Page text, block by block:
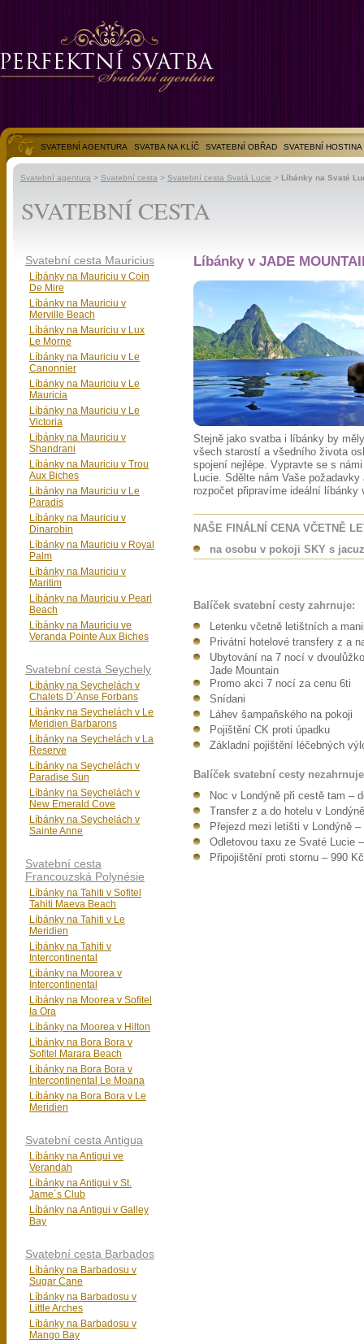
SVATEBNÍ AGENTURA SVATBA NA KLÍČ SVATEBNÍ OBŘAD
SVATEBNÍ HOSTINA
SVATEBNÍ FOTOGALERIE
Svatební agentura > Svatební cesta > Svatební cesta Svatá Lucie > Líbánky na Svaté
SVATEBNÍ CESTA
Líbánky v JADE
Stejně jako svatba i líbánky by
všech starostí a všedního života
spojení nejlépe. Vypravte se s
Lucie. Sdělte nám Vaše
rozpočet připravíme ideální
NAŠE FINÁLNÍ CENA VČETNĚ
na osobu v pokoji SKY s
Balíček svatební cesty zahrnuje:
Letenku včetně letištních a
Privátní hotelové transfery z a
Ubytování na 7 nocí v
Jade Mountain
Promo akci 7 nocí za cenu 6ti
Snídani
Láhev šampaňského na pokoji
Pojištění CK proti úpadku
Základní pojištění léčebných
Balíček svatební cesty
Noc v Londýně při cestě tam –
Transfer z a do hotelu v Londýně
Přejezd mezi letišti v Londýně
Odletovou taxu ze Svaté Lucie
Připojištění proti stornu – 990
Svatební cesta Mauricius
Líbánky na Mauriciu v Coin
De Mire
Líbánky na Mauriciu v
Merville Beach
Líbánky na Mauriciu v Lux
Le Morne
Líbánky na Mauriciu v Le
Canonnier
Líbánky na Mauriciu v Le
Mauricia
Líbánky na Mauriciu v Le
Victoria
Líbánky na Mauriciu v
Shandrani
Líbánky na Mauriciu v Trou
Aux Biches
Líbánky na Mauriciu v Le
Paradis
Líbánky na Mauriciu v
Dinarobin
Líbánky na Mauriciu v Royal
Palm
Líbánky na Mauriciu v
Maritim
Líbánky na Mauriciu v Pearl
Beach
Líbánky na Mauriciu ve
Veranda Pointe Aux Biches
Svatební cesta Seychely
Líbánky na Seychelách v
Chalets D´Anse Forbans
Líbánky na Seychelách v Le
Meridien Barbarons
Líbánky na Seychelách v La
Reserve
Líbánky na Seychelách v
Paradise Sun
Líbánky na Seychelách v
New Emerald Cove
Líbánky na Seychelách v
Sainte Anne
Svatební cesta
Francouzská Polynésie
Líbánky na Tahiti v Sofitel
Tahiti Maeva Beach
Líbánky na Tahiti v Le
Meridien
Líbánky na Tahiti v
Intercontinental
Líbánky na Moorea v
Intercontinental
Líbánky na Moorea v Sofitel
Ia Ora
Líbánky na Moorea v Hilton
Líbánky na Bora Bora v
Sofitel Marara Beach
Líbánky na Bora Bora v
Intercontinental Le Moana
Líbánky na Bora Bora v Le
Meridien
Svatební cesta Antigua
Líbánky na Antigui ve
Verandah
Líbánky na Antigui v St.
Jame´s Club
Líbánky na Antigui v Galley
Bay
Svatební cesta Barbados
Líbánky na Barbadosu v
Sugar Cane
Líbánky na Barbadosu v
Little Arches
Líbánky na Barbadosu v
Mango Bay